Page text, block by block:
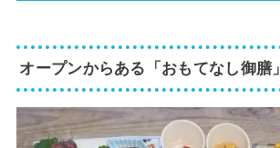
オープンからある「おもてなし御膳」